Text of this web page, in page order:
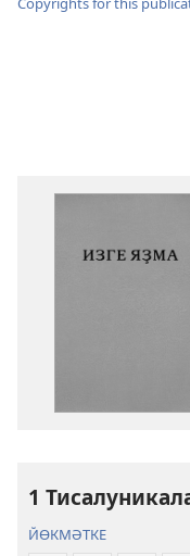
1
ЙӨКМӘТКЕ